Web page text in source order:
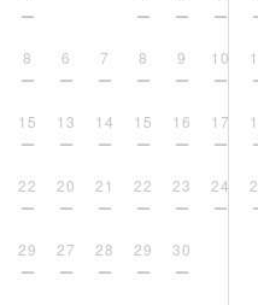
8
15
22
29
6 7 8 9 10
13 14 15 16 17
20 21 22 23 24
27 28 29 30